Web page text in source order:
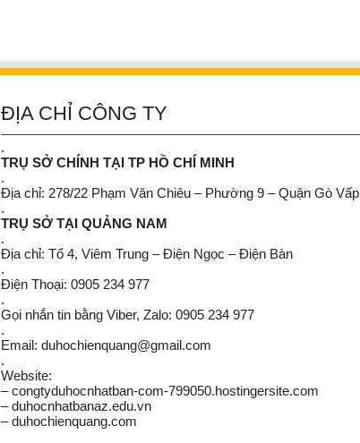
ĐỊA CHỈ CÔNG TY
.
TRỤ SỞ CHÍNH TẠI TP HỒ CHÍ MINH
.
Địa chỉ: 278/22 Phạm Văn Chiêu – Phường 9 – Quận Gò Vấp
.
TRỤ SỞ TẠI QUẢNG NAM
.
Địa chỉ: Tổ 4, Viêm Trung – Điện Ngọc – Điện Bàn
.
Điện Thoại: 0905 234 977
.
Gọi nhắn tin bằng Viber, Zalo: 0905 234 977
.
Email: duhochienquang@gmail.com
.
Website:
– congtyduhocnhatban-com-799050.hostingersite.com
– duhocnhatbanaz.edu.vn
– duhochienquang.com